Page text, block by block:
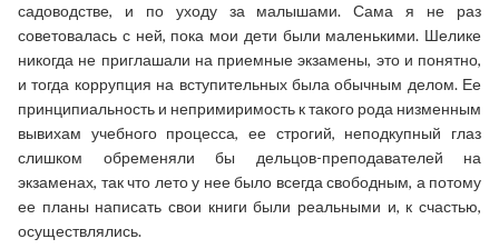
садоводстве, и по уходу за малышами. Сама я не раз
советовалась с ней, пока мои дети были маленькими. Шелике
никогда не приглашали на приемные экзамены, это и понятно,
и тогда коррупция на вступительных была обычным делом. Ее
принципиальность и непримиримость к такого рода низменным
вывихам учебного процесса, ее строгий, неподкупный глаз
слишком обременяли бы дельцов-преподавателей на
экзаменах, так что лето у нее было всегда свободным, а потому
ее планы написать свои книги были реальными и, к счастью,
осуществлялись.